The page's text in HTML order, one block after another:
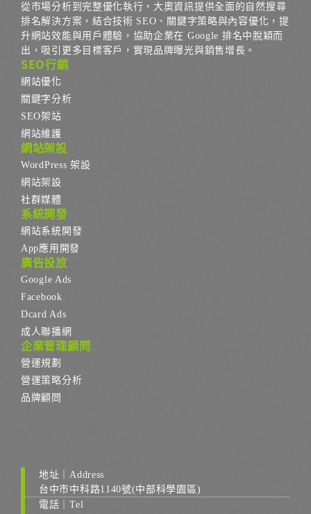
從市場分析到完整優化執行，大奧資訊提供全面的自然搜尋
排名解決方案，結合技術 SEO、關鍵字策略與內容優化，提
升網站效能與用戶體驗，協助企業在 Google 排名中脫穎而
出，吸引更多目標客戶，實現品牌曝光與銷售增長。
SEO行銷
網站優化
關鍵字分析
SEO架站
網站維護
網站架設
WordPress 架設
網站架設
社群媒體
系統開發
網站系統開發
App應用開發
廣告投放
Google Ads
Facebook
Dcard Ads
成人聯播網
企業管理顧問
營運規劃
營運策略分析
品牌顧問
地址｜Address
台中市中科路1140號(中部科學園區)
電話｜Tel